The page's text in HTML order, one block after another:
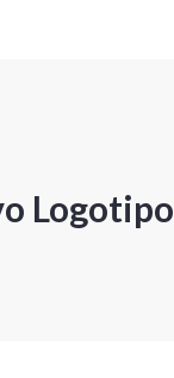
Logotipo